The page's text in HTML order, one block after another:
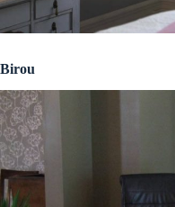
Birou